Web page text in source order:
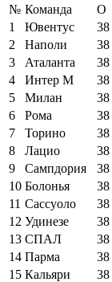
№ Команда О
1
Ювентус 38
2
Наполи 38
3
Аталанта 38
4
Интер М 38
5
Милан 38
6
Рома 38
7
Торино 38
8
Лацио 38
9
Сампдория 38
10 Болонья 38
11 Сассуоло 38
12 Удинезе 38
13 СПАЛ 38
14 Парма 38
15 Кальяри 38